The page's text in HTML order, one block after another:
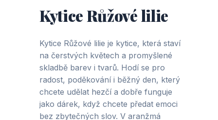
Kytice Růžové lilie
Kytice Růžové lilie je kytice, která staví
na čerstvých květech a promyšlené
skladbě barev i tvarů. Hodí se pro
radost, poděkování i běžný den, který
chcete udělat hezčí a dobře funguje
jako dárek, když chcete předat emoci
bez zbytečných slov. V aranžmá